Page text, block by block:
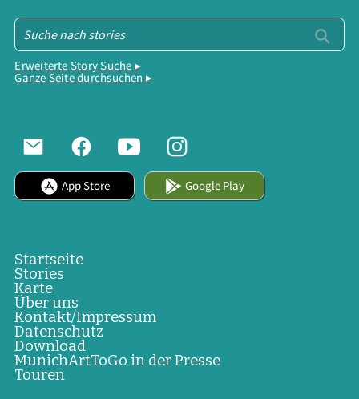
Erweiterte Story Suche ▸
Ganze Seite durchsuchen ▸
App Store Google Play
Startseite
Stories
Karte
Über uns
Kontakt/Impressum
Datenschutz
Download
MunichArtToGo in der Presse
Touren